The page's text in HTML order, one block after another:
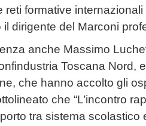
reti formative
il dirigente del Marconi
anche Massimo
Toscana Nord,
che hanno accolto gli
che “L’incontro
tra sistema scolastico